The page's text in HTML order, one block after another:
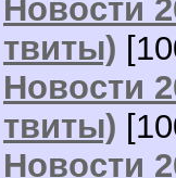
Новости
твиты)
Новости
твиты)
Новости